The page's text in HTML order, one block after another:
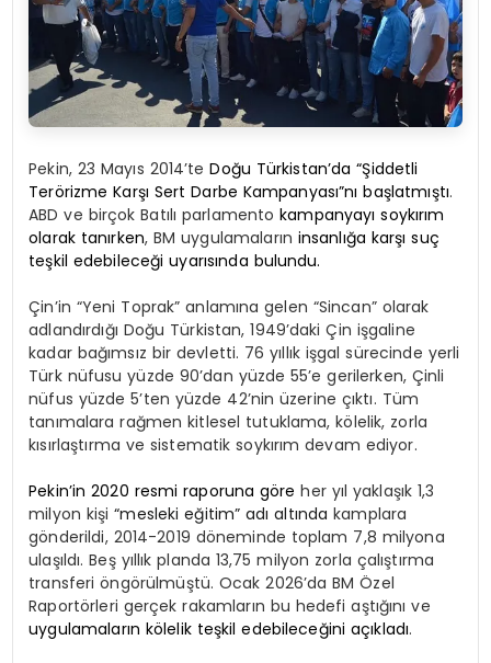
Pekin, 23 Mayıs 2014’teDoğu Türkistan’da “Şiddetli
Terörizme Karşı Sert Darbe Kampanyası”nı başlatmıştı.
ABD ve birçok Batılı parlamentokampanyayı soykırım
olarak tanırken, BM uygulamaların insanlığa karşı suç
teşkil edebileceği uyarısında bulundu.
Çin’in “Yeni Toprak” anlamına gelen “Sincan” olarak
adlandırdığı Doğu Türkistan, 1949’daki Çin işgaline
kadar bağımsız bir devletti. 76 yıllık işgal sürecinde yerli
Türk nüfusu yüzde 90’dan yüzde 55’e gerilerken, Çinli
nüfus yüzde 5’ten yüzde 42’nin üzerine çıktı. Tüm
tanımalara rağmen kitlesel tutuklama, kölelik, zorla
kısırlaştırma ve sistematik soykırım devam ediyor.
Pekin’in 2020 resmi raporuna göre her yıl yaklaşık 1,3
milyon kişi“mesleki eğitim” adı altındakamplara
gönderildi, 2014-2019 döneminde toplam 7,8 milyona
ulaşıldı. Beş yıllık planda 13,75 milyon zorla çalıştırma
transferi öngörülmüştü. Ocak 2026’da BM Özel
Raportörleri gerçek rakamların bu hedefi aştığını ve
uygulamaların kölelik teşkil edebileceğini açıkladı.